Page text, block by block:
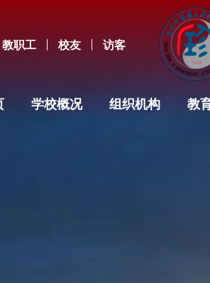
教职工 校友 访客
学校概况 组织机构 教